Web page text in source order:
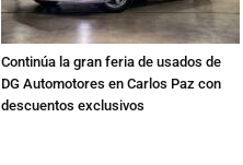
Continúa la gran feria de usados de
DG Automotores en Carlos Paz con
descuentos exclusivos